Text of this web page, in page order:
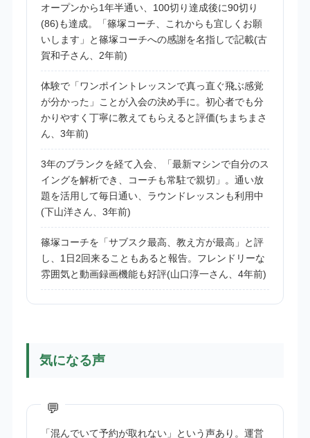
オープンから1年半通い、100切り達成後に90切り
(86)も達成。「篠塚コーチ、これからも宜しくお願
いします」と篠塚コーチへの感謝を名指しで記載(古
賀和子さん、2年前)
体験で「ワンポイントレッスンで真っ直ぐ飛ぶ感覚
が分かった」ことが入会の決め手に。初心者でも分
かりやすく丁寧に教えてもらえると評価(ちまちまさ
ん、3年前)
3年のブランクを経て入会、「最新マシンで自分のス
イングを解析でき、コーチも常駐で親切」。通い放
題を活用して毎日通い、ラウンドレッスンも利用中
(下山洋さん、3年前)
篠塚コーチを「サブスク最高、教え方が最高」と評
し、1日2回来ることもあると報告。フレンドリーな
雰囲気と動画録画機能も好評(山口淳一さん、4年前)
気になる声
「混んでいて予約が取れない」という声あり。運営